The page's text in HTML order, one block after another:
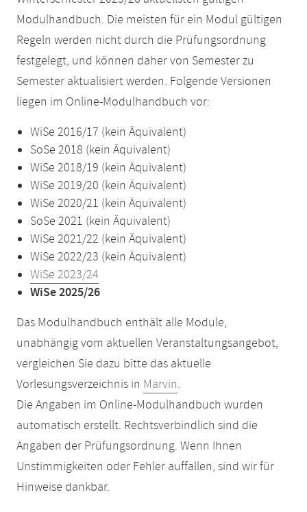
Modulhandbuch. Die meisten für ein Modul gültigen
Regeln werden nicht durch die Prüfungsordnung
festgelegt, und können daher von Semester zu
Semester aktualisiert werden. Folgende Versionen
liegen im Online-Modulhandbuch vor:
WiSe 2016/17 (kein Äquivalent)
SoSe 2018 (kein Äquivalent)
WiSe 2018/19 (kein Äquivalent)
WiSe 2019/20 (kein Äquivalent)
WiSe 2020/21 (kein Äquivalent)
SoSe 2021 (kein Äquivalent)
WiSe 2021/22 (kein Äquivalent)
WiSe 2022/23 (kein Äquivalent)
WiSe 2023/24
WiSe 2025/26
Das Modulhandbuch enthält alle Module,
unabhängig vom aktuellen Veranstaltungsangebot,
vergleichen Sie dazu bitte das aktuelle
Vorlesungsverzeichnis in Marvin.
Die Angaben im Online-Modulhandbuch wurden
automatisch erstellt. Rechtsverbindlich sind die
Angaben der Prüfungsordnung. Wenn Ihnen
Unstimmigkeiten oder Fehler auffallen, sind wir für
Hinweise dankbar.